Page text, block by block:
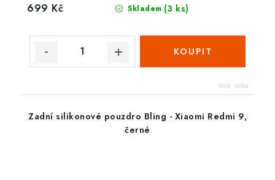
Skladem (3 ks)
699 Kč
Kód: 6924
Zadní silikonové pouzdro Bling - Xiaomi Redmi 9,
černé